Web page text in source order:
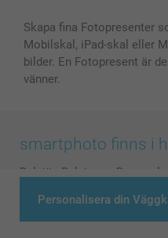
Personalisera din
Skapa fina Fotopresenter
Mobilskal, iPad-skal eller
bilder. En Fotopresent är
vänner.
smartphoto finns i
België Belgique Danmark
Nederland - Norge